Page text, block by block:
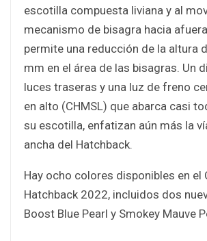
escotilla compuesta liviana y al
mecanismo de bisagra hacia
permite una reducción de la altura
mm en el área de las bisagras. Un
luces traseras y una luz de freno
en alto (CHMSL) que abarca casi
su escotilla, enfatizan aún más la
ancha del Hatchback.
Hay ocho colores disponibles en el
Hatchback 2022, incluidos dos
Boost Blue Pearl y Smokey Mauve